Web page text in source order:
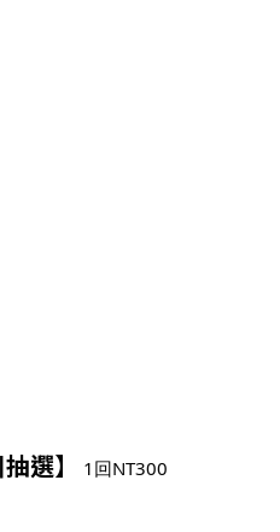
選】
1回NT300